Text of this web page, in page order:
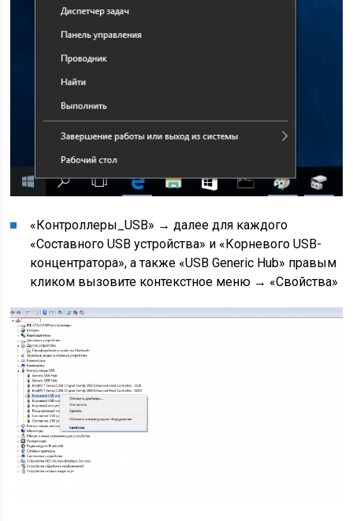
«Контроллеры_USB» → далее для каждого
«Составного USB устройства» и «Корневого USB-
концентратора», а также «USB Generic Hub» правым
кликом вызовите контекстное меню → «Свойства»